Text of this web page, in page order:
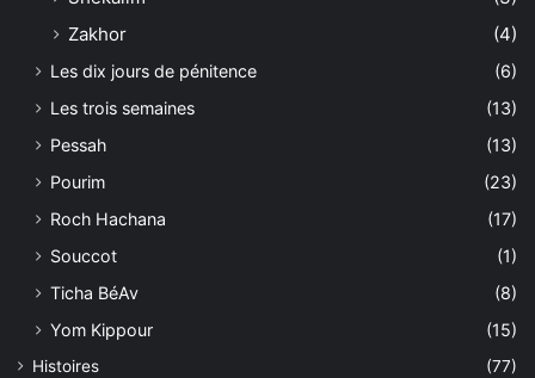
Zakhor
(4)
Les dix jours de pénitence
(6)
Les trois semaines
(13)
Pessah
(13)
Pourim
(23)
Roch Hachana
(17)
Souccot
(1)
Ticha BéAv
(8)
Yom Kippour
(15)
Histoires
(77)